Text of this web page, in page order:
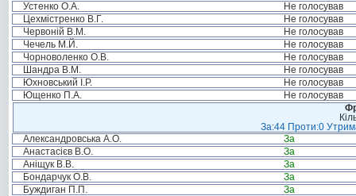
Устенко О.А.
Не голосував
Цехмістренко В.Г.
Не голосував
Червоній В.М.
Не голосував
Чечель М.Й.
Не голосував
Чорноволенко О.В.
Не голосував
Шандра В.М.
Не голосував
Юхновський І.Р.
Не голосував
Ющенко П.А.
Не голосував
За:44 Проти:0
Александровська А.О.
За
Анастасієв В.О.
За
Аніщук В.В.
За
Бондарчук О.В.
За
Буждиган П.П.
За